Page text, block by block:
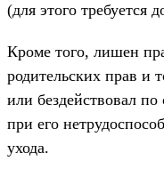
(для этого требуется
Кроме того, лишен
родительских прав и
или бездействовал
при его
ухода.